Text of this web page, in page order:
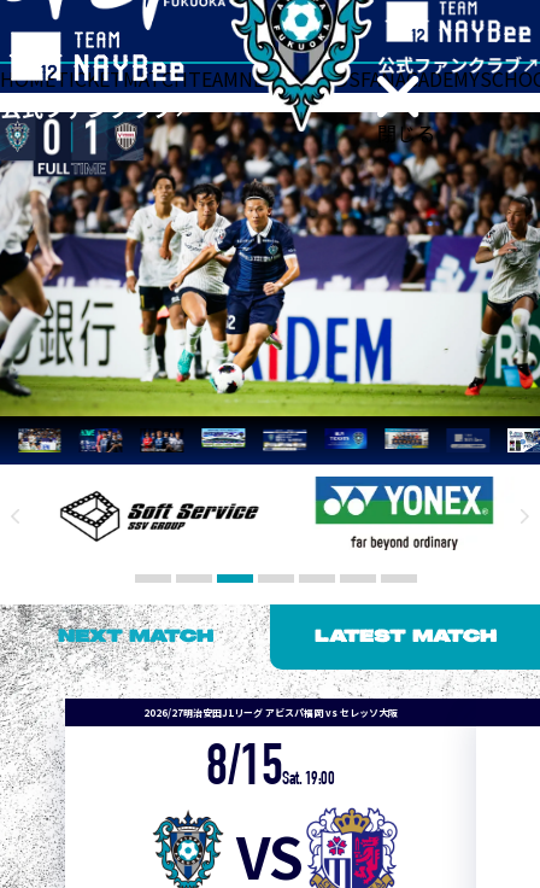
閉じる
HOMETICKETMATCHTEAMNEWSGOODSFANACADEMY
NEXT MATCH LATEST MATCH
2026/27明治安田J1リーグ アビスパ福岡 vs セレッソ大阪
8/15Sat. 19:00
VS